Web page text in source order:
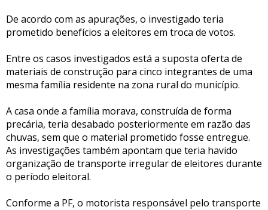
De acordo com as apurações, o investigado teria
prometido benefícios a eleitores em troca de votos.
Entre os casos investigados está a suposta oferta de
materiais de construção para cinco integrantes de uma
mesma família residente na zona rural do município.
A casa onde a família morava, construída de forma
precária, teria desabado posteriormente em razão das
chuvas, sem que o material prometido fosse entregue.
As investigações também apontam que teria havido
organização de transporte irregular de eleitores durante
o período eleitoral.
Conforme a PF, o motorista responsável pelo transporte